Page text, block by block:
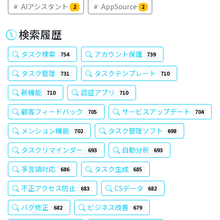
AIアシスタント 2 AppSource 2
検索履歴
タスク検索 754 アカウント保護 739
タスク管理 731 タスクテンプレート 710
新機能 710 認証アプリ 710
顧客フィードバック 705 サービスアップデート 704
メンション機能 702 タスク管理ソフト 698
タスクリマインダー 693 自動分析 693
多言語対応 686 タスク生成 685
不正アクセス防止 683 CSデータ 682
バグ修正 682 ビジネス改善 679